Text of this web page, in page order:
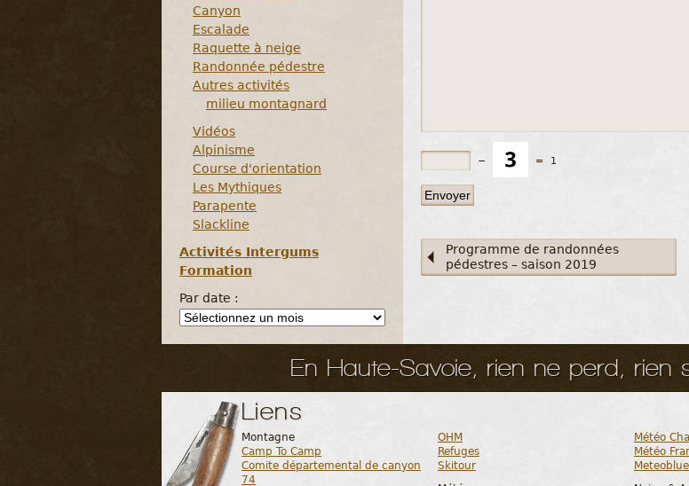
Canyon
Escalade
Raquette à neige
Randonnée pédestre
Autres activités
milieu montagnard
Vidéos
Alpinisme
Course d'orientation
Les Mythiques
Parapente
Slackline
Activités Intergums
Formation
Par date :
− = 1
Programme de randonnées
pédestres – saison 2019
En Haute-Savoie, rien ne perd, rien
Liens
Montagne
Camp To Camp
Comite départemental de canyon
74
OHM
Refuges
Skitour
Météo
Météo
Meteoblue